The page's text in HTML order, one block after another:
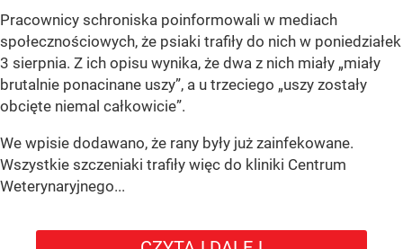
Pracownicy schroniska poinformowali w mediach
społecznościowych, że psiaki trafiły do nich w poniedziałek
3 sierpnia. Z ich opisu wynika, że dwa z nich miały „miały
brutalnie ponacinane uszy”, a u trzeciego „uszy zostały
obcięte niemal całkowicie”.
We wpisie dodawano, że rany były już zainfekowane.
Wszystkie szczeniaki trafiły więc do kliniki Centrum
Weterynaryjnego...